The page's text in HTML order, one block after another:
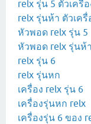
relx รุ่น 5 ตัวเครื่อ
relx รุ่นห้า ตัวเครื่
หัวพอด relx รุ่น 5
หัวพอด relx รุ่นห้า
relx รุ่น 6
relx รุ่นหก
เครื่อง relx รุ่น 6
เครื่องรุ่นหก relx
เครื่องรุ่น 6 ของ